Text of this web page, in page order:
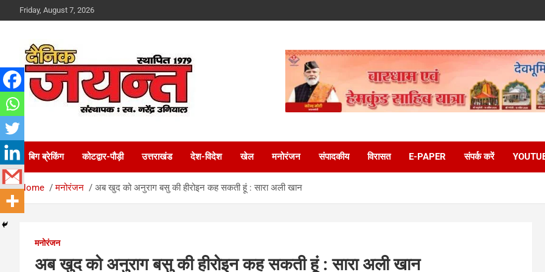
to
Friday, August 7, 2026
Dainik Jayant
बिग ब्रेकिंग कोटद्वार-पौड़ी उत्तराखंड देश-विदेश खेल मनोरंजन संपादकीय विरासत E-PAPER संपर्क करें
Home मनोरंजन अब खुद को अनुराग बसु की हीरोइन कह सकती हूं : सारा अली खान
मनोरंजन
अब खुद को अनुराग बसु की हीरोइन कह सकती हूं : सारा अली खान